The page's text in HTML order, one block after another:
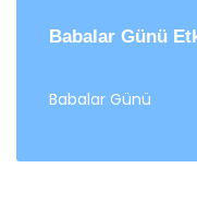
Babalar Günü
Babalar Günü